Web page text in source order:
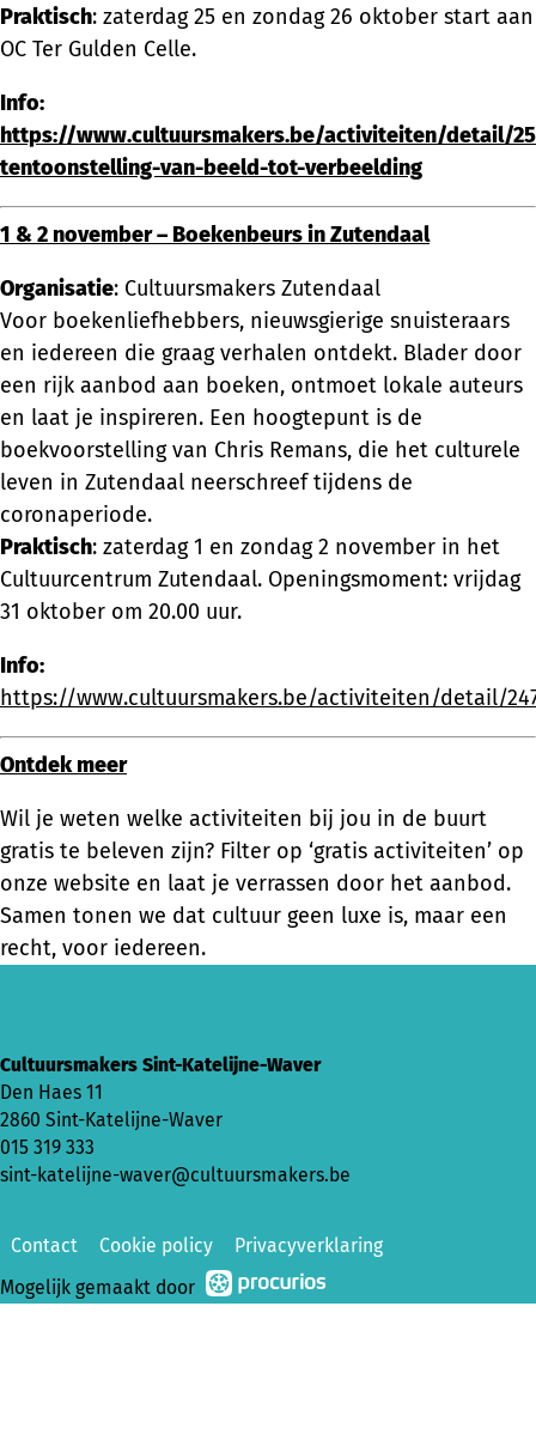
Praktisch: zaterdag 25 en zondag 26 oktober start aan
OC Ter Gulden Celle.
Info:
https://www.cultuursmakers.be/activiteiten/detail/
tentoonstelling-van-beeld-tot-verbeelding
1 & 2 november – Boekenbeurs in Zutendaal
Organisatie: Cultuursmakers Zutendaal
Voor boekenliefhebbers, nieuwsgierige snuisteraars
en iedereen die graag verhalen ontdekt. Blader door
een rijk aanbod aan boeken, ontmoet lokale auteurs
en laat je inspireren. Een hoogtepunt is de
boekvoorstelling van Chris Remans, die het culturele
leven in Zutendaal neerschreef tijdens de
coronaperiode.
Praktisch: zaterdag 1 en zondag 2 november in het
Cultuurcentrum Zutendaal. Openingsmoment: vrijdag
31 oktober om 20.00 uur.
Info:
https://www.cultuursmakers.be/activiteiten/detail/
Ontdek meer
Wil je weten welke activiteiten bij jou in de buurt
gratis te beleven zijn? Filter op ‘gratis activiteiten’ op
onze website en laat je verrassen door het aanbod.
Samen tonen we dat cultuur geen luxe is, maar een
recht, voor iedereen.
Cultuursmakers Sint-Katelijne-Waver
Den Haes 11
2860 Sint-Katelijne-Waver
015 319 333
sint-katelijne-waver@cultuursmakers.be
Contact Cookie policy
Privacyverklaring
Mogelijk gemaakt door